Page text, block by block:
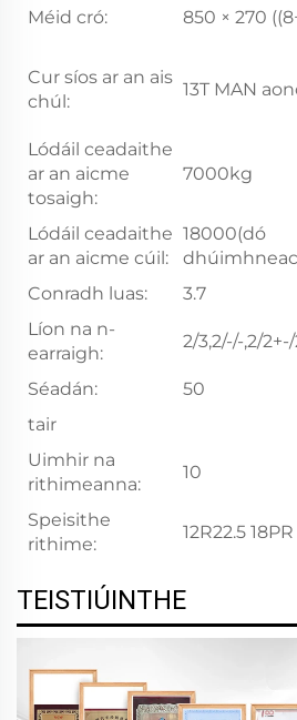
Méid cró: 850 × 270
Cur síos ar an ais
chúl:
13T MAN
Lódáil ceadaithe
ar an aicme
tosaigh:
7000kg
Lódáil ceadaithe
ar an aicme cúil:
18000(dó
Conradh luas:
3.7
Líon na n-
earraigh:
2/3,2/-/-,2/
Séadán: 50
tair
Uimhir na
rithimeanna:
10
Speisithe
rithime:
12R22.5 18PR
TEISTIÚINTHE